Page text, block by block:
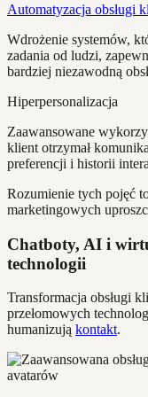
Automatyzacja obsługi
Wdrożenie systemów,
zadania od ludzi,
bardziej niezawodną
Hiperpersonalizacja
Zaawansowane
klient otrzymał
preferencji i historii
Rozumienie tych pojęć
marketingowych
Chatboty, AI i
technologii
Transformacja obsługi
przełomowych
humanizują kontakt.